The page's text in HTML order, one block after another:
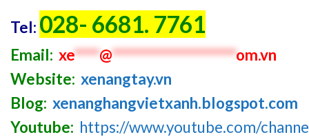
Tel: 028- 6681. 7761
Email: xe****@********************om.vn
Website: xenangtay.vn
Blog: xenanghangvietxanh.blogspot.com
Youtube: https://www.youtube.com/